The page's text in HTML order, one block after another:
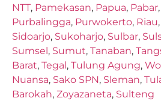
NTT, Pamekasan, Papua, Pabar,
Purbalingga, Purwokerto, Riau,
Sidoarjo, Sukoharjo, Sulbar,
Sumsel, Sumut, Tanaban,
Barat, Tegal, Tulung Agung,
Nuansa, Sako SPN, Sleman,
Barokah, Zoyazaneta, Sulteng